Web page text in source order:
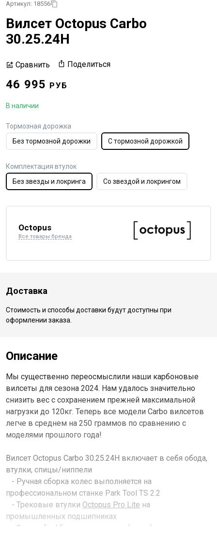
Артикул: 18556
Вилсет Octopus Carbo
30.25.24Н
Сравнить Поделиться
46 995 РУБ
В наличии
Тормозная дорожка
Без тормозной дорожки
С тормозной дорожкой
Комплектация втулок
Без звезды и локринга
Со звездой и локрингом
Octopus
Все товары бренда
Доставка
Стоимость и способы доставки будут доступны при
оформлении заказа.
Описание
Мы существенно переосмыслили наши карбоновые
вилсеты для сезона 2024. Нам удалось значительно
снизить вес с сохранением прежней максимальной
нагрузки до 120кг. Теперь все модели Carbo вилсетов
легче в среднем на 250 граммов по сравнению с
моделями прошлого года!
Вилсет Octopus Carbo 30.25.24Н включает в себя обода,
втулки, спицы/ниппели
- Ручная сборка колес выполняется на
профессиональном станке Park Tool TS 2.2
- Трековые втулки Octopus Pro Lite на
промышленных подшипниках
- Задняя fix / fix двухсторонняя флип-флоп под две